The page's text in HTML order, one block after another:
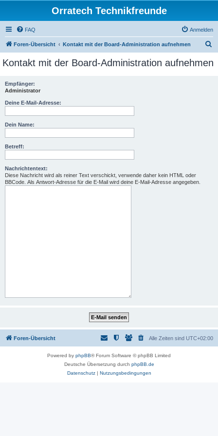
Orratech Technikfreunde
FAQ Anmelden
Foren-Übersicht Kontakt mit der Board-Administration aufnehmen
c
Kontakt mit der Board-Administration aufnehmen
Empfänger:
Administrator
Deine E-Mail-Adresse:
Dein Name:
Betreff:
Nachrichtentext:
Diese Nachricht wird als reiner Text verschickt, verwende daher kein HTML oder
BBCode. Als Antwort-Adresse für die E-Mail wird deine E-Mail-Adresse angegeben.
Foren-Übersicht Alle Zeiten sind UTC+02:00
Powered by phpBB® Forum Software © phpBB Limited
Deutsche Übersetzung durch phpBB.de
Datenschutz| Nutzungsbedingungen